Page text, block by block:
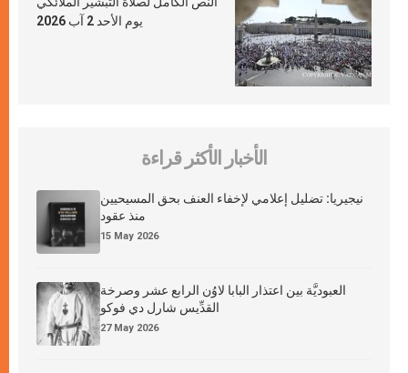
يوم الأحد 2 آب 2026
الأخبار الأكثر قراءة
نيجيريا: تضليل إعلامي لإخفاء العنف بحق المسيحيين
منذ عقود
15 May 2026
العبوديَّة بين اعتذار البابا لاوُن الرابع عشر وصرخة
القدِّيس شارل دي فوكو
27 May 2026